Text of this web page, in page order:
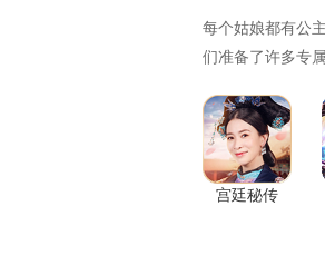
每个姑娘都有公
们准备了许多专
宫廷秘传